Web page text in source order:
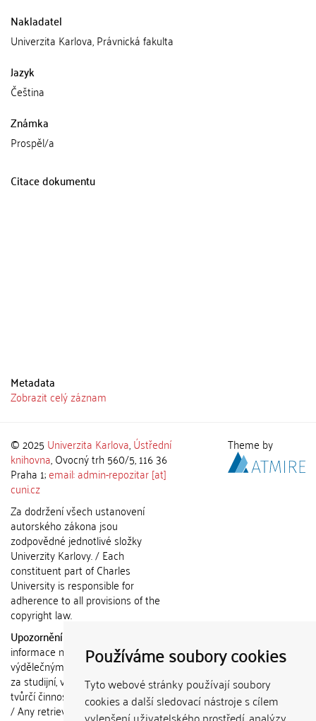
Používáme soubory cookies
Tyto webové stránky používají soubory
cookies a další sledovací nástroje s cílem
Nakladatel
Univerzita Karlova, Právnická fakulta
Jazyk
Čeština
Známka
Prospěl/a
Citace dokumentu
Metadata
Zobrazit celý záznam
© 2025 Univerzita Karlova,Ústřední
knihovna, Ovocný trh 560/5, 116 36
Praha 1;email: admin-repozitar [at]
cuni.cz
Za dodržení všech ustanovení
autorského zákona jsou
zodpovědné jednotlivé složky
Univerzity Karlovy. / Each
constituent part of Charles
University is responsible for
adherence to all provisions of the
copyright law.
Upozornění / Notice:
informace nemohou být použity k
výdělečným účelům nebo vydávány
za studijní, vědeckou nebo jinou
tvůrčí činnost jiné osoby než autora.
/ Any retrieved information shall not
Theme by